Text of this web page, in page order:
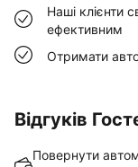
Наші клієнти
ефективним
Отримати
Відгуків
Повернути